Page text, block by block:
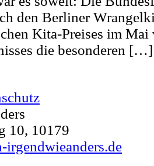
den Berliner
Kita-Preises im
die besonderen […]
10, 10179